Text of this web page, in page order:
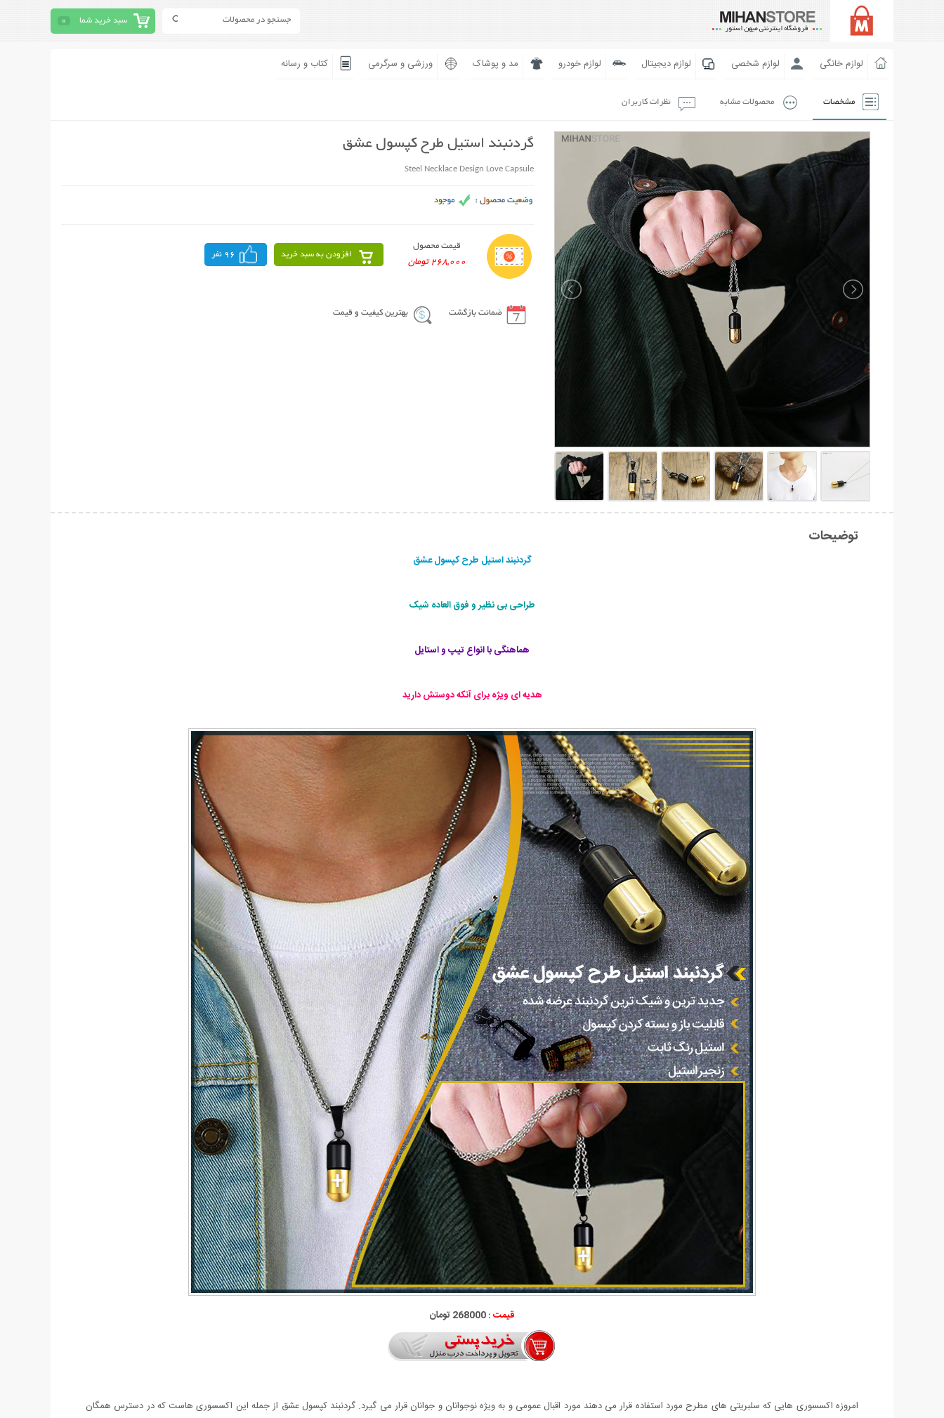
سبد خرید شما 0
لوازم خانگی لوازم شخصی لوازم دیجیتال لوازم خودرو مد و پوشاک ورزشی و سرگرمی کتاب و رسانه
مشخصات محصولات مشابه نظرات کاربران
گردنبند استیل طرح کپسول عشق
Steel Necklace Design Love Capsule
قیمت محصول
268,000 تومان
افزودن به سبد خرید 96 نفر
ضمانت بازگشت بهترین کیفیت و قیمت
توضیحات
گردنبند استیل طرح کپسول عشق
طراحی بی نظیر و فوق العاده شیک
هماهنگی با انواع تیپ و استایل
هدیه ای ویژه برای آنکه دوستش دارید
قیمت :268000 تومان
امروزه اکسسوری هایی که سلبریتی های مطرح مورد استفاده قرار می دهند مورد اقبال عمومی و به ویژه نوجوانان و جوانان قرار می گیرد. گردنبند کپسول عشق از جمله این اکسسوری هاست که در دسترس همگان